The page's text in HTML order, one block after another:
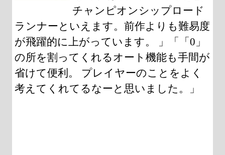
チャンピオンシップロード
ランナーといえます。前作よりも難易度
が飛躍的に上がっています。 」「「0」
の所を割ってくれるオート機能も手間が
省けて便利。 プレイヤーのことをよく
考えてくれてるなーと思いました。」